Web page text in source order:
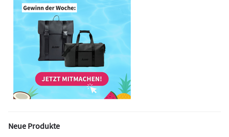
Neue Produkte